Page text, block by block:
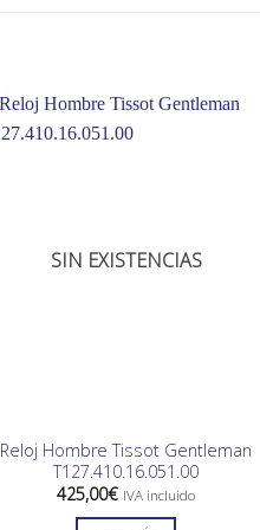
SIN EXISTENCIAS
Reloj Hombre Tissot Gentleman
T127.410.16.051.00
425,00€ IVA incluido